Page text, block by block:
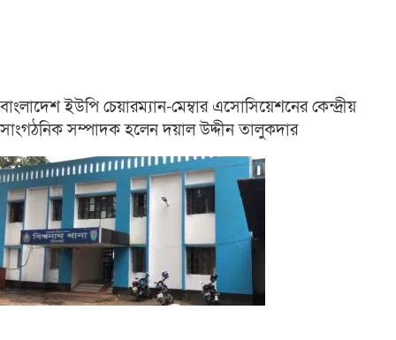
বাংলাদেশ ইউপি চেয়ারম্যান-মেম্বার এসোসিয়েশনের কেন্দ্রীয়
সাংগঠনিক সম্পাদক হলেন দয়াল উদ্দীন তালুকদার